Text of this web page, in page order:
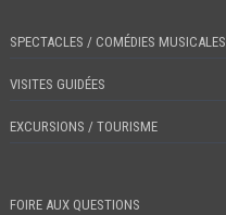
SPECTACLES / COMÉDIES MUSICALES
VISITES GUIDÉES
EXCURSIONS / TOURISME
FOIRE AUX QUESTIONS